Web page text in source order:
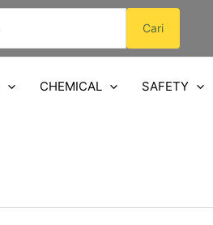
Cari
CHEMICAL SAFETY